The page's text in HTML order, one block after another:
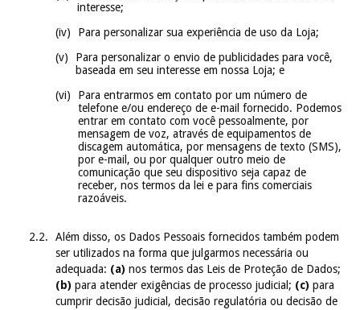
interesse;
Para personalizar sua experiência de uso da Loja;
Para personalizar o envio de publicidades para você,
baseada em seu interesse em nossa Loja; e
Para entrarmos em contato por um número de
telefone e/ou endereço de e-mail fornecido. Podemos
entrar em contato com você pessoalmente, por
mensagem de voz, através de equipamentos de
discagem automática, por mensagens de texto (SMS),
por e-mail, ou por qualquer outro meio de
comunicação que seu dispositivo seja capaz de
receber, nos termos da lei e para fins comerciais
razoáveis.
Além disso, os Dados Pessoais fornecidos também podem
ser utilizados na forma que julgarmos necessária ou
adequada: (a) nos termos das Leis de Proteção de Dados;
(b) para atender exigências de processo judicial; (c) para
cumprir decisão judicial, decisão regulatória ou decisão de